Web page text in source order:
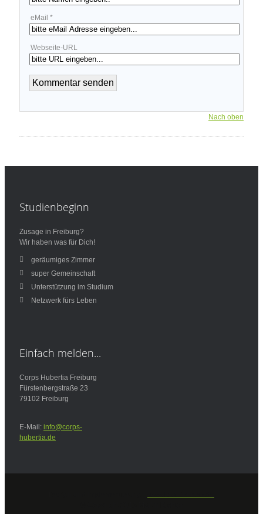
eMail *
Webseite-URL
Nach oben
Studienbeginn
Zusage in Freiburg?
Wir haben was für Dich!
geräumiges Zimmer
super Gemeinschaft
Unterstützung im Studium
Netzwerk fürs Leben
Einfach melden...
Corps Hubertia Freiburg
Fürstenbergstraße 23
79102 Freiburg
E-Mail: info@corps-
hubertia.de